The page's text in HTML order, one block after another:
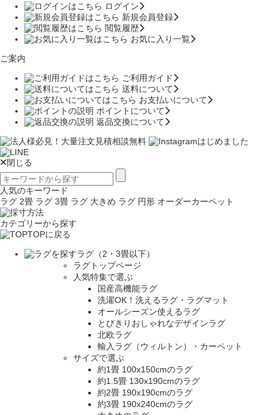
ログイン
新規会員登録
閲覧履歴
お気に入り一覧
ご案内
ご利用ガイド
送料について
お支払いについて
ポイントについて
返品交換について
閉じる
人気のキーワード
ラグ 2畳 ラグ 3畳 ラグ 大きめ ラグ 円形 オーダーカーペット
カテゴリーから探す
TOPに戻る
ラグ（2・3畳以下）
ラグトップページ
人気特集で選ぶ
国産高機能ラグ
洗濯OK！洗えるラグ・ラグマット
オールシーズン使えるラグ
とびきりおしゃれなデザインラグ
北欧ラグ
輸入ラグ（ウィルトン）・カーペット
サイズで選ぶ
約1畳 100x150cmのラグ
約1.5畳 130x190cmのラグ
約2畳 190x190cmのラグ
約3畳 190x240cmのラグ